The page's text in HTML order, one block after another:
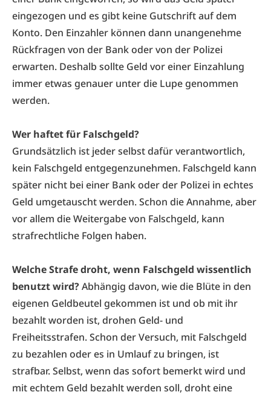
eingezogen und es gibt keine Gutschrift auf dem
Konto. Den Einzahler können dann unangenehme
Rückfragen von der Bank oder von der Polizei
erwarten. Deshalb sollte Geld vor einer Einzahlung
immer etwas genauer unter die Lupe genommen
werden.
Wer haftet für Falschgeld?
Grundsätzlich ist jeder selbst dafür verantwortlich,
kein Falschgeld entgegenzunehmen. Falschgeld kann
später nicht bei einer Bank oder der Polizei in echtes
Geld umgetauscht werden. Schon die Annahme, aber
vor allem die Weitergabe von Falschgeld, kann
strafrechtliche Folgen haben.
Welche Strafe droht, wenn Falschgeld wissentlich
benutzt wird?Abhängig davon, wie die Blüte in den
eigenen Geldbeutel gekommen ist und ob mit ihr
bezahlt worden ist, drohen Geld- und
Freiheitsstrafen. Schon der Versuch, mit Falschgeld
zu bezahlen oder es in Umlauf zu bringen, ist
strafbar. Selbst, wenn das sofort bemerkt wird und
mit echtem Geld bezahlt werden soll, droht eine